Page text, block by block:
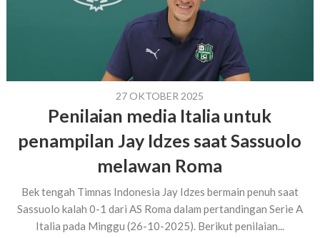
27 OKTOBER 2025
Penilaian media Italia untuk
penampilan Jay Idzes saat Sassuolo
melawan Roma
Bek tengah Timnas Indonesia Jay Idzes bermain penuh saat
Sassuolo kalah 0-1 dari AS Roma dalam pertandingan Serie A
Italia pada Minggu (26-10-2025). Berikut penilaian...